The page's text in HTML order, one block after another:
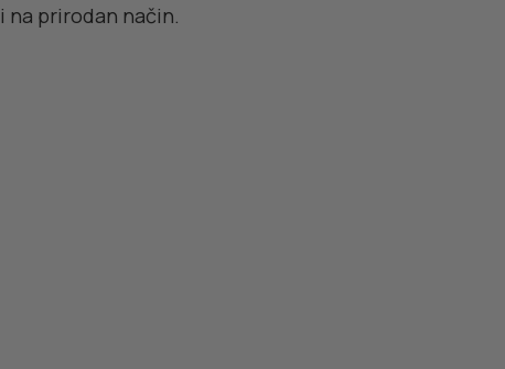
na prirodan način.